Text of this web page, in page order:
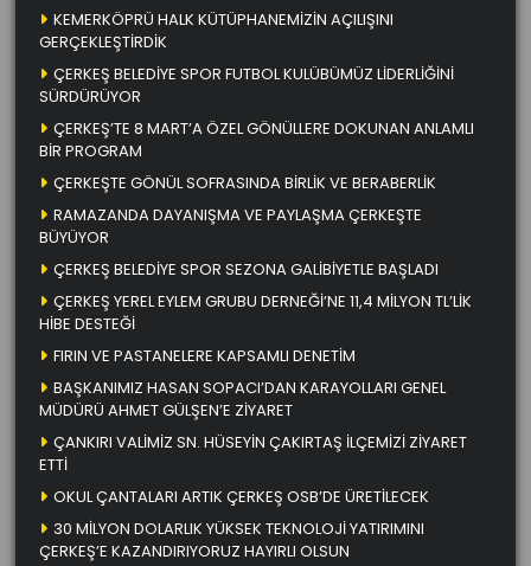
KEMERKÖPRÜ HALK KÜTÜPHANEMİZİN AÇILIŞINI
GERÇEKLEŞTİRDİK
ÇERKEŞ BELEDİYE SPOR FUTBOL KULÜBÜMÜZ LİDERLİĞİNİ
SÜRDÜRÜYOR
ÇERKEŞ’TE 8 MART’A ÖZEL GÖNÜLLERE DOKUNAN ANLAMLI
BİR PROGRAM
ÇERKEŞTE GÖNÜL SOFRASINDA BİRLİK VE BERABERLİK
RAMAZANDA DAYANIŞMA VE PAYLAŞMA ÇERKEŞTE
BÜYÜYOR
ÇERKEŞ BELEDİYE SPOR SEZONA GALİBİYETLE BAŞLADI
ÇERKEŞ YEREL EYLEM GRUBU DERNEĞİ’NE 11,4 MİLYON TL’LİK
HİBE DESTEĞİ
FIRIN VE PASTANELERE KAPSAMLI DENETİM
BAŞKANIMIZ HASAN SOPACI’DAN KARAYOLLARI GENEL
MÜDÜRÜ AHMET GÜLŞEN’E ZİYARET
ÇANKIRI VALİMİZ SN. HÜSEYİN ÇAKIRTAŞ İLÇEMİZİ ZİYARET
ETTİ
OKUL ÇANTALARI ARTIK ÇERKEŞ OSB’DE ÜRETİLECEK
30 MİLYON DOLARLIK YÜKSEK TEKNOLOJİ YATIRIMINI
ÇERKEŞ’E KAZANDIRIYORUZ HAYIRLI OLSUN